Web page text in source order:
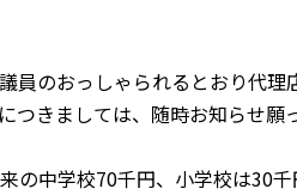
のおっしゃられるとおり代理
きましては、随時お知らせ願
の中学校70千円、小学校は30